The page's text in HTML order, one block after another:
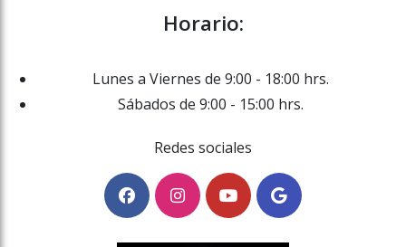
Horario:
Lunes a Viernes de 9:00 - 18:00 hrs.
Sábados de 9:00 - 15:00 hrs.
Redes sociales